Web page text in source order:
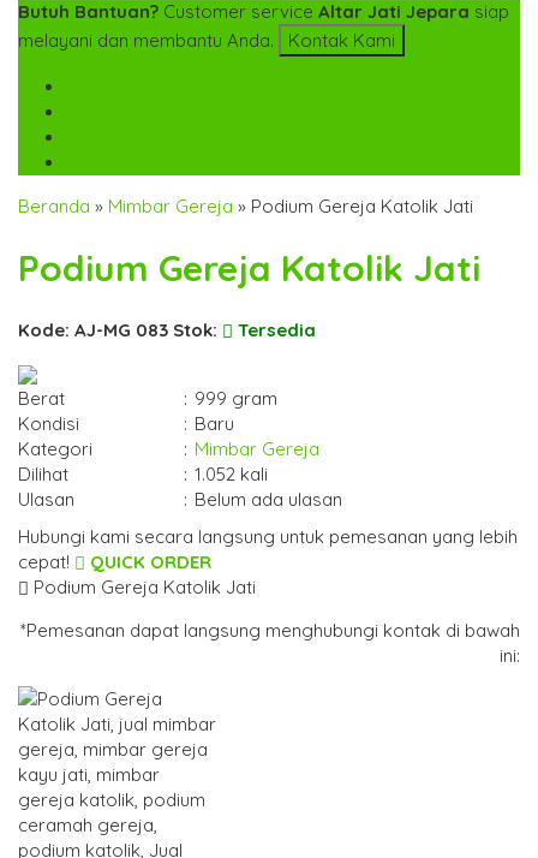
Butuh Bantuan? Customer service Altar Jati Jepara siap
melayani dan membantu Anda.
Kontak Kami
Beranda » Mimbar Gereja » Podium Gereja Katolik Jati
Podium Gereja Katolik Jati
Kode: AJ-MG 083 Stok: Tersedia
Berat : 999 gram
Kondisi
: Baru
Kategori
: Mimbar Gereja
Dilihat
: 1.052 kali
Ulasan
: Belum ada ulasan
Hubungi kami secara langsung untuk pemesanan yang lebih
cepat!
QUICK ORDER
Podium Gereja Katolik Jati
*Pemesanan dapat langsung menghubungi kontak di bawah
ini: